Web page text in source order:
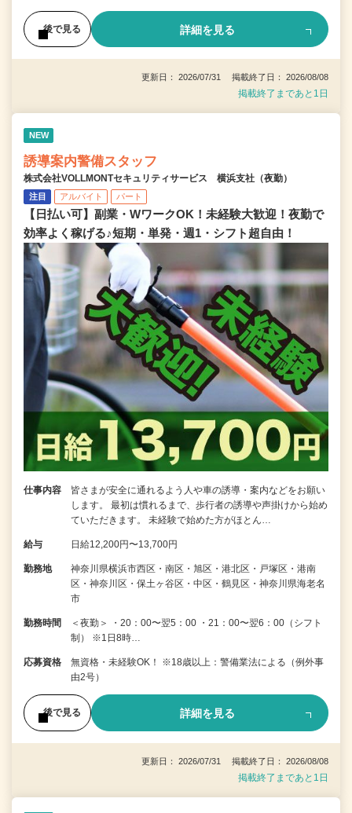
後で見る 詳細を見る
更新日： 2026/07/31 掲載終了日： 2026/08/08
掲載終了まであと1日
NEW
誘導案内警備スタッフ
株式会社VOLLMONTセキュリティサービス 横浜支社（夜勤）
注目 アルバイト パート
【日払い可】副業・WワークOK！未経験大歓迎！夜勤で
効率よく稼げる♪短期・単発・週1・シフト超自由！
仕事内容
皆さまが安全に通れるよう人や車の誘導・案内などをお願い
します。 最初は慣れるまで、歩行者の誘導や声掛けから始め
ていただきます。 未経験で始めた方がほとん…
給与 日給12,200円〜13,700円
勤務地
神奈川県横浜市西区・南区・旭区・港北区・戸塚区・港南
区・神奈川区・保土ヶ谷区・中区・鶴見区・神奈川県海老名
市
勤務時間
＜夜勤＞ ・20：00〜翌5：00 ・21：00〜翌6：00（シフト
制） ※1日8時…
応募資格
無資格・未経験OK！ ※18歳以上：警備業法による（例外事
由2号）
後で見る 詳細を見る
更新日： 2026/07/31 掲載終了日： 2026/08/08
掲載終了まであと1日